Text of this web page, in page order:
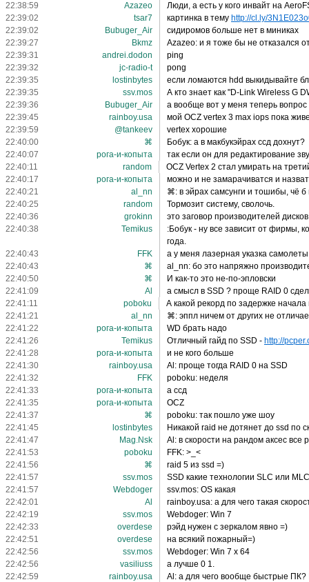
22:38:59
Azazeo
Люди, а есть у кого инвайт на
22:39:02
tsar7 картинка в тему http://cl.ly/
22:39:02
Bubuger_Air
сидиромов больше нет в миниках
22:39:27
Bkmz
Azazeo: и я тоже бы не отказался
22:39:31
andrei.dodon
ping
22:39:32
jc-radio-t
pong
22:39:35
lostinbytes
если ломаются hdd выкидывайте
22:39:35
ssv.mos
А кто знает как "D-Link Wireless G
22:39:36
Bubuger_Air
а вообще вот у меня теперь
22:39:45
rainboy.usa
мой OCZ vertex 3 max iops пока
22:39:59
@tankeev
vertex хорошие
22:40:00
⌘
Бобук: а в макбукэйрах ссд дохнут?
22:40:07
рога-и-копыта
так если он для редактирование
22:40:11
random
OCZ Vertex 2 стал умирать на
22:40:17
рога-и-копыта
можно и не замарачиватся и
22:40:21
al_nn
⌘: в эйрах самсунги и тошибы, чё б
22:40:25
random
Тормозит систему, сволочь.
22:40:36
grokinn
это заговор производителей
22:40:38
Temikus
:Бобук - ну все зависит от фирмы,
года.
22:40:43
FFK
а у меня лазерная указка
22:40:43
⌘
al_nn: бо это напряжно
22:40:50
⌘
И как-то это не-по-эпловски
22:41:09
Al
а смысл в SSD ? проще RAID 0
22:41:11
poboku
А какой рекорд по задержке
22:41:21
al_nn
⌘: эппл ничем от других не
22:41:22
рога-и-копыта
WD брать надо
22:41:26
Temikus Отличный гайд по SSD - http://
22:41:28
рога-и-копыта
и не кого больше
22:41:30
rainboy.usa
Al: проще тогда RAID 0 на SSD
22:41:32
FFK
poboku: неделя
22:41:33
рога-и-копыта
а ссд
22:41:35
рога-и-копыта
OCZ
22:41:37
⌘
poboku: так пошло уже шоу
22:41:45
lostinbytes
Никакой raid не дотянет до ssd по
22:41:47
Mag.Nsk
Al: в скорости на рандом аксес все
22:41:53
poboku
FFK: >_<
22:41:56
⌘
raid 5 из ssd =)
22:41:57
ssv.mos
SSD какие технологии SLC или MLC
22:41:57
Webdoger
ssv.mos: OS какая
22:42:01
Al
rainboy.usa: а для чего такая
22:42:19
ssv.mos
Webdoger: Win 7
22:42:33
overdese
рэйд нужен с зеркалом явно =)
22:42:51
overdese
на всякий пожарный=)
22:42:56
ssv.mos
Webdoger: Win 7 x 64
22:42:56
vasiliuss
а лучше 0 1.
22:42:59
rainboy.usa
Al: а для чего вообще быстрые